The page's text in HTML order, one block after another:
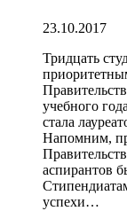
23.10.2017
Тридцать
учебного
стала
Напомним,
аспирантов
успехи…